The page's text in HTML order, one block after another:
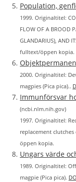
Population,
1999. Originaltitel:
FLOW OF A BROOD
GLANDARIUS), AND
fulltext/öppen kopia.
2000. Originaltitel:
magpies (Pica pica)..
Immunförsvar
(ncbi.nlm.nih.gov)
1997. Originaltitel:
replacement
öppen kopia.
Ungars värde
1989. Originaltitel:
magpie (Pica pica).